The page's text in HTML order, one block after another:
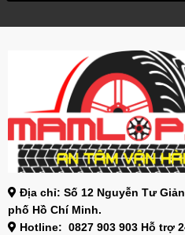
Địa chỉ: Số 12 Nguyễn Tư
phố Hồ Chí Minh.
Hotline: 0827 903 903 Hỗ trợ